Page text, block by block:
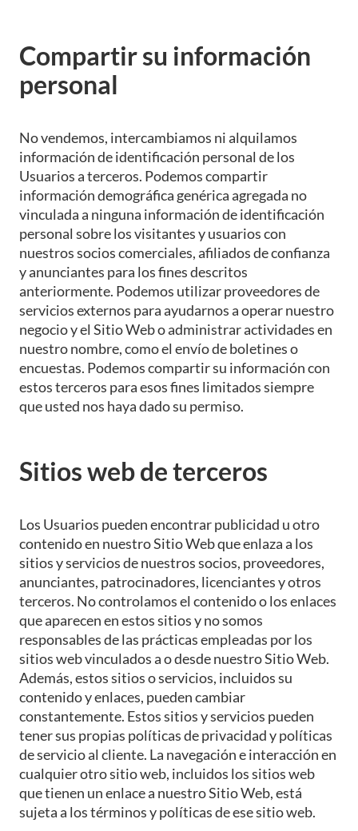
Compartir su información
personal
No vendemos, intercambiamos ni alquilamos
información de identificación personal de los
Usuarios a terceros. Podemos compartir
información demográfica genérica agregada no
vinculada a ninguna información de identificación
personal sobre los visitantes y usuarios con
nuestros socios comerciales, afiliados de confianza
y anunciantes para los fines descritos
anteriormente. Podemos utilizar proveedores de
servicios externos para ayudarnos a operar nuestro
negocio y el Sitio Web o administrar actividades en
nuestro nombre, como el envío de boletines o
encuestas. Podemos compartir su información con
estos terceros para esos fines limitados siempre
que usted nos haya dado su permiso.
Sitios web de terceros
Los Usuarios pueden encontrar publicidad u otro
contenido en nuestro Sitio Web que enlaza a los
sitios y servicios de nuestros socios, proveedores,
anunciantes, patrocinadores, licenciantes y otros
terceros. No controlamos el contenido o los enlaces
que aparecen en estos sitios y no somos
responsables de las prácticas empleadas por los
sitios web vinculados a o desde nuestro Sitio Web.
Además, estos sitios o servicios, incluidos su
contenido y enlaces, pueden cambiar
constantemente. Estos sitios y servicios pueden
tener sus propias políticas de privacidad y políticas
de servicio al cliente. La navegación e interacción en
cualquier otro sitio web, incluidos los sitios web
que tienen un enlace a nuestro Sitio Web, está
sujeta a los términos y políticas de ese sitio web.